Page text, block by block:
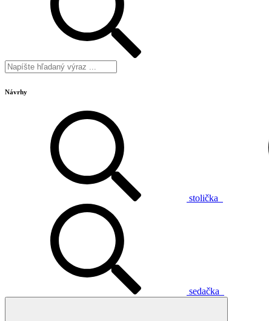
Návrhy
stolička
sedačka